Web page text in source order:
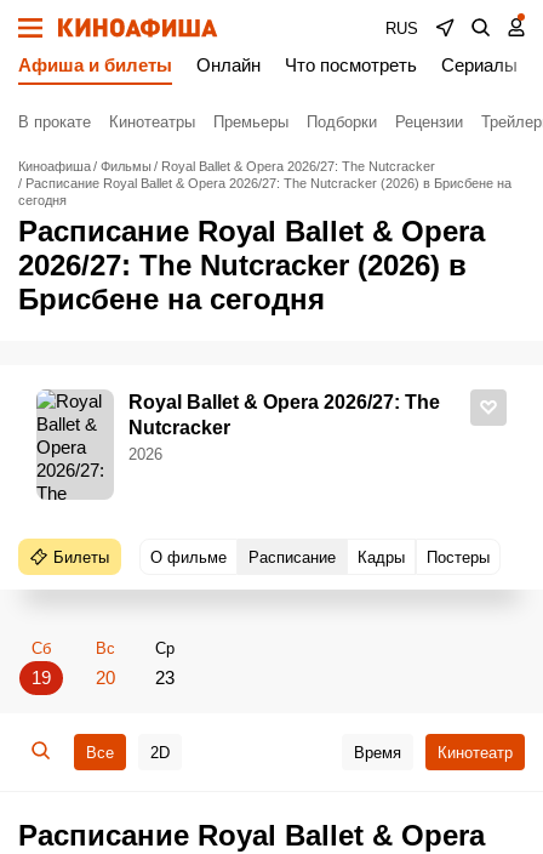
RUS
Афиша и билеты Онлайн Что посмотреть Сериалы
В прокате Кинотеатры Премьеры Подборки Рецензии
Киноафиша Фильмы
Royal Ballet & Opera 2026/27: The Nutcracker
Расписание Royal Ballet & Opera 2026/27: The Nutcracker (2026) в Брисбене на
сегодня
Расписание Royal Ballet & Opera
2026/27: The Nutcracker (2026) в
Брисбене на сегодня
Royal Ballet & Opera 2026/27: The
Nutcracker
2026
Билеты О фильме Расписание Кадры Постеры
Сб
19
Вс
20
Ср
23
Все 2D Время Кинотеатр
Расписание Royal Ballet & Opera